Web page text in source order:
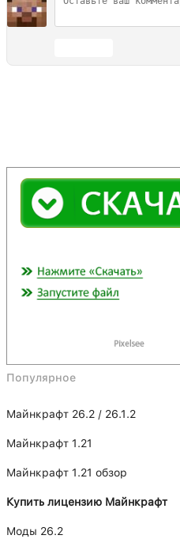
Популярное
Майнкрафт 26.2 / 26.1.2
Майнкрафт 1.21
Майнкрафт 1.21 обзор
Купить лицензию Майнкрафт
Моды 26.2